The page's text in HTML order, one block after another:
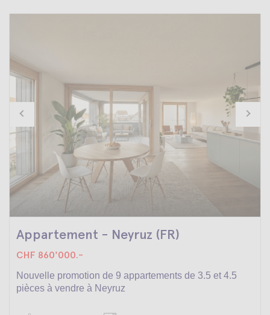
Appartement - Neyruz (FR)
CHF 860'000.-
Nouvelle promotion de 9 appartements de 3.5 et 4.5
pièces à vendre à Neyruz